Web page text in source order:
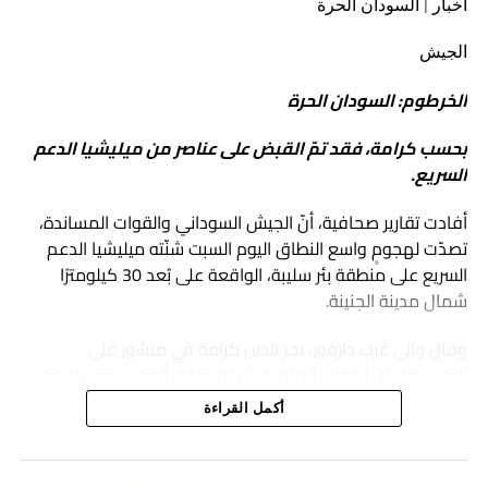
والمهتمين تطوير أدواتهم المعرفية والتحليلية، وفتح مساحات
المنطقة والقارة الأفريقية.
سفير السودان في تركيا في لقاء بحثي بمنصة دراسات الأمن
الجيش
الخرطوم: السودان الحرة
بحسب كرامة، فقد تمّ القبض على عناصر من ميليشيا الدعم
السريع.
أفادت تقارير صحافية، أنّ الجيش السوداني والقوات المساندة،
تصدّت لهجومٍ واسع النطاق اليوم السبت شنّته ميليشيا الدعم
السريع على منطقة بئر سليبة، الواقعة على بُعد 30 كيلومترًا
شمال مدينة الجنينة.
خسائر فادحة في الأرواح والمعدات العسكرية، وألقت القبض على
عدد من عناصر الدعم السريع وحققت تقدمًا جديدًا على المحور
الشمالي الغربي.
أكمل القراءة